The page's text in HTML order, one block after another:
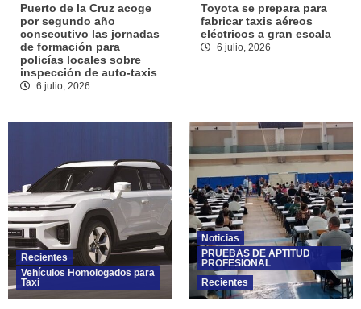
Puerto de la Cruz acoge
por segundo año
consecutivo las jornadas
de formación para
policías locales sobre
inspección de auto-taxis
6 julio, 2026
Toyota se prepara para
fabricar taxis aéreos
eléctricos a gran escala
6 julio, 2026
Recientes
Vehículos Homologados para
Taxi
Noticias
PRUEBAS DE APTITUD
PROFESIONAL
Recientes